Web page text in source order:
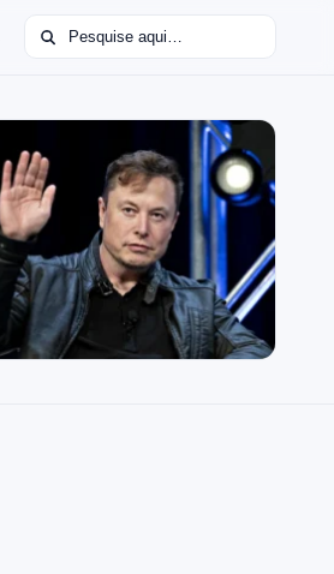
Buscar por: